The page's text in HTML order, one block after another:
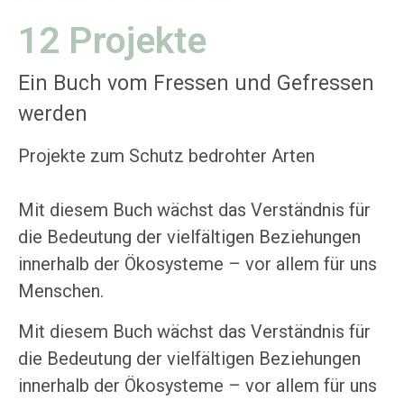
12 Projekte
Ein Buch vom Fressen und Gefressen
werden
Projekte zum Schutz bedrohter Arten
Mit diesem Buch wächst das Verständnis für
die Bedeutung der vielfältigen Beziehungen
innerhalb der Ökosysteme – vor allem für uns
Menschen.
Mit diesem Buch wächst das Verständnis für
die Bedeutung der vielfältigen Beziehungen
innerhalb der Ökosysteme – vor allem für uns